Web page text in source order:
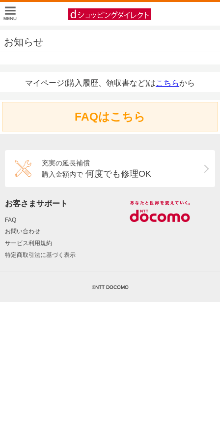
お知らせ
マイページ(購入履歴、領収書など)はこちらから
FAQはこちら
充実の延長補償
購入金額内で 何度でも修理OK
お客さまサポート
FAQ
お問い合わせ
サービス利用規約
特定商取引法に基づく表示
©NTT DOCOMO